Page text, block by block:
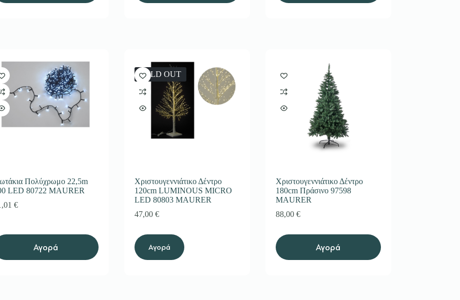
Πολύχρωμο 22,5m
LED 80722 MAURER
€
Αγορά
SOLD OUT
Χριστουγεννιάτικο Δέντρο
120cm LUMINOUS MICRO
LED 80803 MAURER
47,00 €
Αγορά
Χριστουγεννιάτικο Δέντρο
180cm Πράσινο 97598
MAURER
88,00 €
Αγορά